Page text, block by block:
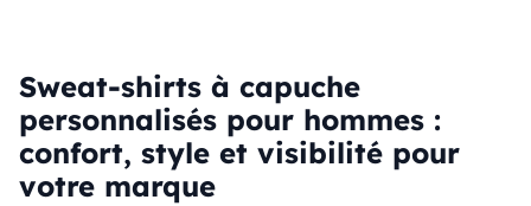
Sweat-shirts à capuche
personnalisés pour hommes :
confort, style et visibilité pour
votre marque